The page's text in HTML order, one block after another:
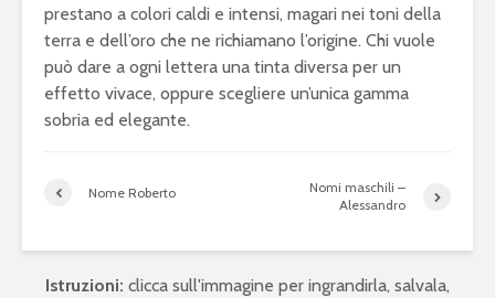
prestano a colori caldi e intensi, magari nei toni della
terra e dell’oro che ne richiamano l’origine. Chi vuole
può dare a ogni lettera una tinta diversa per un
effetto vivace, oppure scegliere un’unica gamma
sobria ed elegante.
Nome Roberto
Nomi maschili –
Alessandro
Istruzioni: clicca sull'immagine per ingrandirla, salvala,